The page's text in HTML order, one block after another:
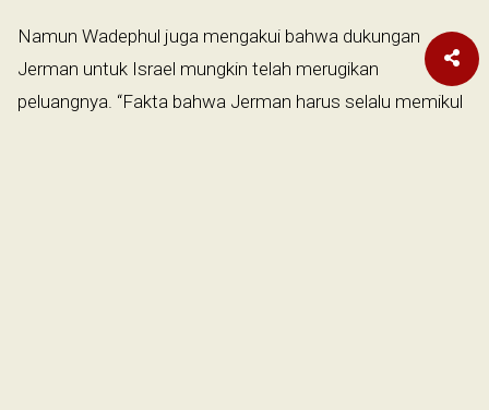
Namun Wadephul juga mengakui bahwa dukungan
Jerman untuk Israel mungkin telah merugikan
peluangnya. “Fakta bahwa Jerman harus selalu memikul